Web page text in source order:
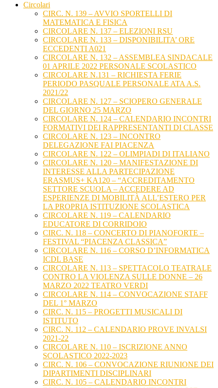
Circolari
CIRC. N. 139 – AVVIO SPORTELLI DI
MATEMATICA E FISICA
CIRCOLARE N. 137 – ELEZIONI RSU
CIRCOLARE N. 133 – DISPONIBILITA’ ORE
ECCEDENTI A021
CIRCOLARE N. 132 – ASSEMBLEA SINDACALE
01 APRILE 2022 PERSONALE SCOLASTICO
CIRCOLARE N.131 – RICHIESTA FERIE
PERIODO PASQUALE PERSONALE ATA A.S.
2021/22
CIRCOLARE N. 127 – SCIOPERO GENERALE
DEL GIORNO 25 MARZO
CIRCOLARE N. 124 – CALENDARIO INCONTRI
FORMATIVI DEI RAPPRESENTANTI DI CLASSE
CIRCOLARE N. 123 – INCONTRO
DELEGAZIONE FAI PIACENZA
CIRCOLARE N. 122 – OLIMPIADI DI ITALIANO
CIRCOLARE N. 120 – MANIFESTAZIONE DI
INTERESSE ALLA PARTECIPAZIONE
ERASMUS+ KA120 – “ACCREDITAMENTO
SETTORE SCUOLA – ACCEDERE AD
ESPERIENZE DI MOBILITÀ ALL’ESTERO PER
LA PROPRIA ISTITUZIONE SCOLASTICA
CIRCOLARE N. 119 – CALENDARIO
EDUCATORE DI CORRIDOIO
CIRC. N. 118 – CONCERTO DI PIANOFORTE –
FESTIVAL “PIACENZA CLASSICA”
CIRCOLARE N. 116 – CORSO D’INFORMATICA
ICDL BASE
CIRCOLARE N. 113 – SPETTACOLO TEATRALE
CONTRO LA VIOLENZA SULLE DONNE – 26
MARZO 2022 TEATRO VERDI
CIRCOLARE N. 114 – CONVOCAZIONE STAFF
DEL 1° MARZO
CIRC. N. 115 – PROGETTI MUSICALI DI
ISTITUTO
CIRC. N. 112 – CALENDARIO PROVE INVALSI
2021-22
CIRCOLARE N. 110 – ISCRIZIONE ANNO
SCOLASTICO 2022-2023
CIRC. N. 106 – CONVOCAZIONE RIUNIONE DEI
DIPARTIMENTI DISCIPLINARI
CIRC. N. 105 – CALENDARIO INCONTRI